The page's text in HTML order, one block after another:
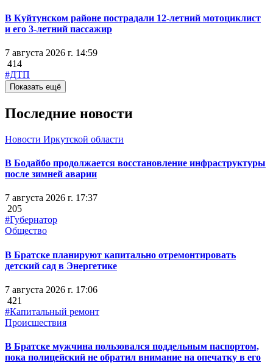
В Куйтунском районе пострадали 12-летний мотоциклист
и его 3-летний пассажир
7 августа 2026 г. 14:59
414
#ДТП
Показать ещё
Последние новости
Новости Иркутской области
В Бодайбо продолжается восстановление инфраструктуры
после зимней аварии
7 августа 2026 г. 17:37
205
#Губернатор
Общество
В Братске планируют капитально отремонтировать
детский сад в Энергетике
7 августа 2026 г. 17:06
421
#Капитальный ремонт
Происшествия
В Братске мужчина пользовался поддельным паспортом,
пока полицейский не обратил внимание на опечатку в его